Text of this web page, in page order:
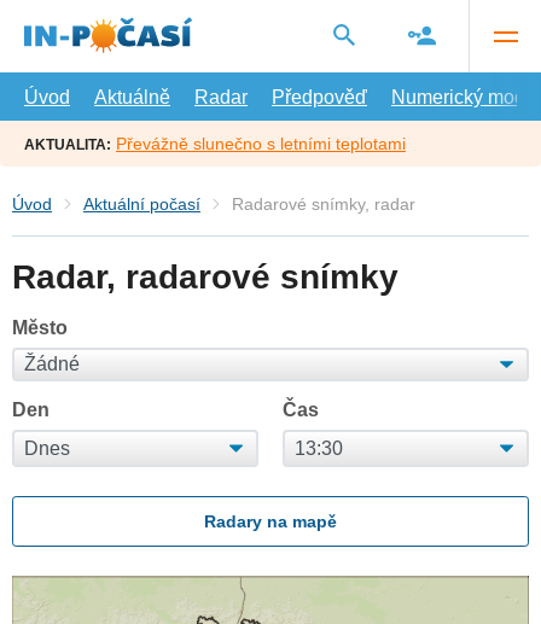
hlavní
Úvod
Aktuálně Radar Předpověď Numerický model
AKTUALITA: Převážně slunečno s letními teplotami
Úvod Aktuální počasí Radarové snímky, radar
Radar, radarové snímky
Město
Den Čas
Radary na mapě